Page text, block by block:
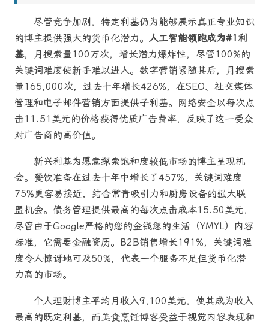
尽管竞争加剧，特定利基仍为能够展示真正专业知识
的博主提供强大的货币化潜力。 人工智能领跑成为#1利
基，月搜索量100万次，增长潜力爆炸性，尽管100%的
关键词难度使新手难以进入。数字营销紧随其后，月搜索
量165,000次，过去十年增长426%，在SEO、社交媒体
管理和电子邮件营销方面提供子利基。网络安全以每次点
击11.51美元的价格获得优质广告费率，反映了这一受众
对广告商的高价值。
新兴利基为愿意探索饱和度较低市场的博主呈现机
会。餐饮准备在过去十年中增长了457%，关键词难度
75%更容易接近，结合常青吸引力和厨房设备的强大联
盟机会。债务管理提供最高的每次点击成本15.50美元，
尽管由于Google严格的您的金钱您的生活（YMYL）内容
标准，它需要金融资历。B2B销售增长191%，关键词难
度令人惊讶地可及50%，代表一个服务不足但货币化潜
力高的市场。
个人理财博主平均月收入9,100美元，使其成为收入
最高的既定利基，而美食烹饪博客受益于视觉内容表现和